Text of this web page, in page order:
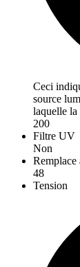
Ceci
source
laquelle la
200
Filtre UV
Non
Remplace
48
Tension